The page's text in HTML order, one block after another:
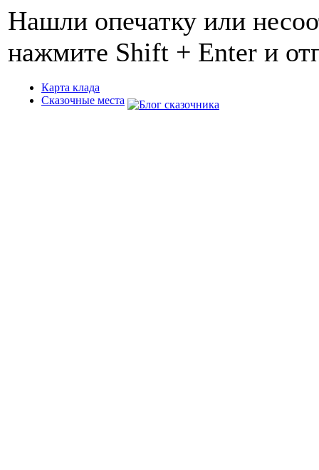
Нашли опечатку или
нажмите Shift + Enter и
Карта клада
Сказочные места